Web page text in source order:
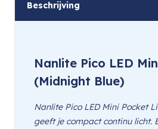
Beschrijving
Nanlite Pico LED
(Midnight Blue)
Nanlite Pico LED Mini Pocket
geeft je compact continu licht.